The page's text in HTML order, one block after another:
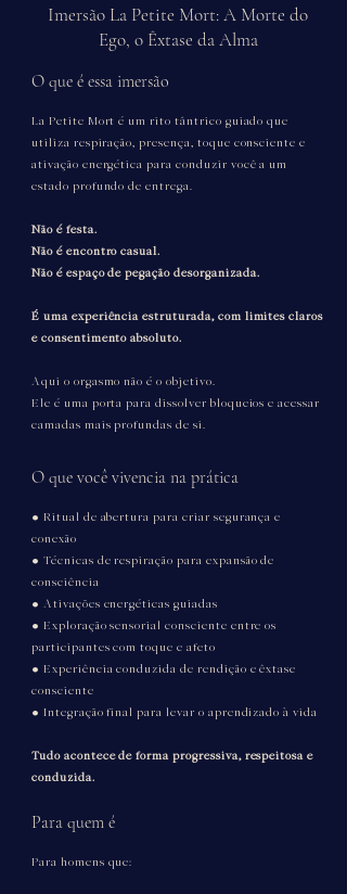
Imersão La Petite Mort: A Morte do
Ego, o Êxtase da Alma
O que é essa imersão
La Petite Mort é um rito tântrico guiado que
utiliza respiração, presença, toque consciente e
ativação energética para conduzir você a um
estado profundo de entrega.
Não é festa.
Não é encontro casual.
Não é espaço de pegação desorganizada.
É uma experiência estruturada, com limites claros
e consentimento absoluto.
Aqui o orgasmo não é o objetivo.
Ele é uma porta para dissolver bloqueios e acessar
camadas mais profundas de si.
O que você vivencia na prática
• Ritual de abertura para criar segurança e
conexão
• Técnicas de respiração para expansão de
consciência
• Ativações energéticas guiadas
• Exploração sensorial consciente entre os
participantes com toque e afeto
• Experiência conduzida de rendição e êxtase
consciente
• Integração final para levar o aprendizado à vida
Tudo acontece de forma progressiva, respeitosa e
conduzida.
Para quem é
Para homens que: